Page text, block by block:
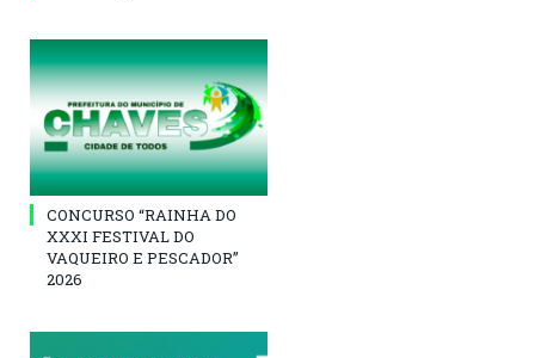
CONCURSO “RAINHA DO
XXXI FESTIVAL DO
VAQUEIRO E PESCADOR”
2026